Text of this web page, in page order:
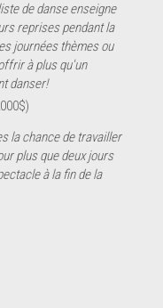
de danse enseigne
reprises pendant la
journées thèmes ou
à plus qu'un
danser!
la chance de travailler
plus que deux jours
à la fin de la